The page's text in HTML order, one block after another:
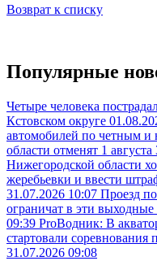
Возврат к списку
Популярные
Четыре человека
Кстовском округе
автомобилей по четным
области отменят 1 августа
Нижегородской области
жеребьевки и ввести
31.07.2026 10:07 Проезд
ограничат в эти выходные
09:39 ProВодник: В
стартовали
31.07.2026 09:08